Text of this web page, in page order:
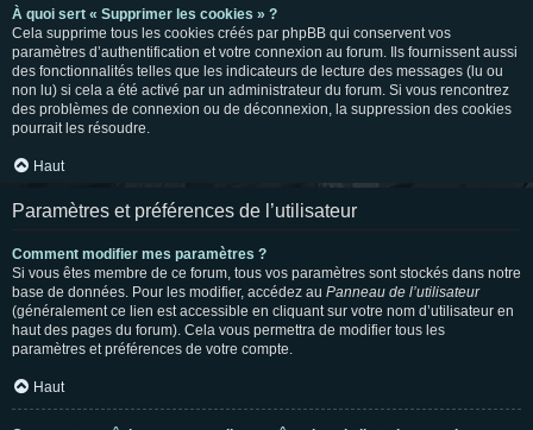
À quoi sert « Supprimer les cookies » ?
Cela supprime tous les cookies créés par phpBB qui conservent vos
paramètres d’authentification et votre connexion au forum. Ils fournissent aussi
des fonctionnalités telles que les indicateurs de lecture des messages (lu ou
non lu) si cela a été activé par un administrateur du forum. Si vous rencontrez
des problèmes de connexion ou de déconnexion, la suppression des cookies
pourrait les résoudre.
Haut
Paramètres et préférences de l’utilisateur
Comment modifier mes paramètres ?
Si vous êtes membre de ce forum, tous vos paramètres sont stockés dans notre
base de données. Pour les modifier, accédez au Panneau de l’utilisateur
(généralement ce lien est accessible en cliquant sur votre nom d’utilisateur en
haut des pages du forum). Cela vous permettra de modifier tous les
paramètres et préférences de votre compte.
Haut